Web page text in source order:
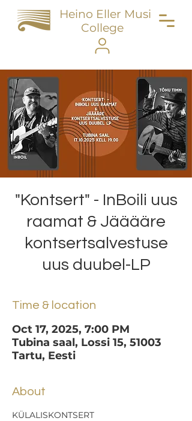
Heino Eller Music
College
"Kontsert" - InBoili uus
raamat & Jääääre
kontsertsalvestuse
uus duubel-LP
Time & location
Oct 17, 2025, 7:00 PM
Tubina saal, Lossi 15, 51003
Tartu, Eesti
About
KÜLALISKONTSERT